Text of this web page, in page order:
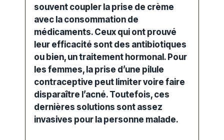
souvent coupler la prise de crème
avec la consommation de
médicaments. Ceux qui ont prouvé
leur efficacité sont des antibiotiques
ou bien, un traitement hormonal. Pour
les femmes, la prise d’une pilule
contraceptive peut limiter voire faire
disparaître l’acné. Toutefois, ces
dernières solutions sont assez
invasives pour la personne malade.